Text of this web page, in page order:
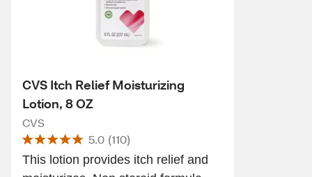
CVS Itch Relief Moisturizing
Lotion, 8 OZ
CVS
5.0 (110)
This lotion provides itch relief and